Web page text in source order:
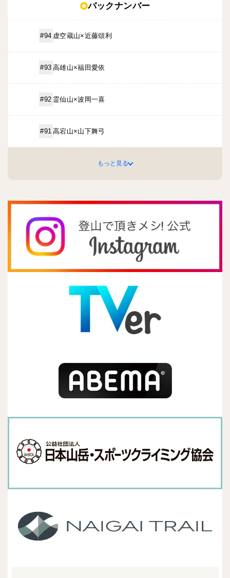
バックナンバー
#94 虚空蔵山×近藤頌利
#93 高雄山×福田愛依
#92 霊仙山×波岡一喜
#91 高宕山×山下舞弓
もっと見る